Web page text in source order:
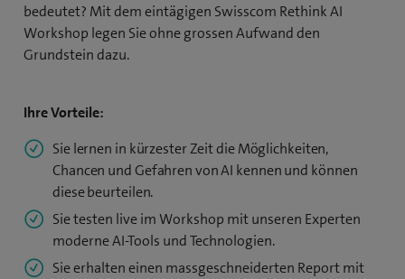
bedeutet? Mit dem eintägigen Swisscom Rethink AI
Workshop legen Sie ohne grossen Aufwand den
Grundstein dazu.
Ihre Vorteile:
Sie lernen in kürzester Zeit die Möglichkeiten,
Chancen und Gefahren von AI kennen und können
diese beurteilen.
Sie testen live im Workshop mit unseren Experten
moderne AI-Tools und Technologien.
Sie erhalten einen massgeschneiderten Report mit